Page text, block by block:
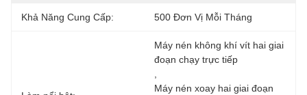
Khả Năng Cung Cấp: 500 Đơn Vị Mỗi Tháng
Máy nén không khí vít hai giai
đoạn chạy trực tiếp
Máy nén xoay hai giai đoạn